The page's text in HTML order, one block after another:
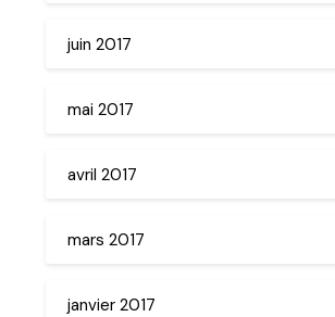
juin 2017
mai 2017
avril 2017
mars 2017
janvier 2017